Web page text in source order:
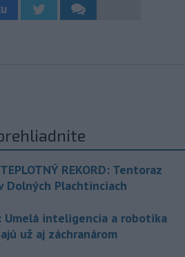
REKORD: Tentoraz
Dolných Plachtinciach
Umelá inteligencia a robotika
už aj záchranárom